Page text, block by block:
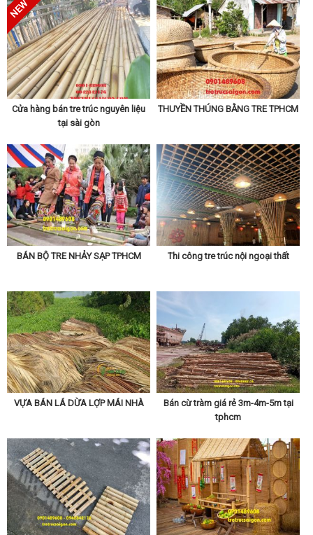
Cửa hàng bán tre trúc nguyên liệu
tại sài gòn
THUYỀN THÚNG BẰNG TRE TPHCM
BÁN BỘ TRE NHẢY SẠP TPHCM Thi công tre trúc nội ngoại thất
VỰA BÁN LÁ DỪA LỢP MÁI NHÀ
Bán cừ tràm giá rẻ 3m-4m-5m tại
tphcm